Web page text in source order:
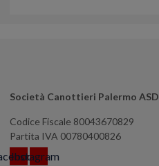
Società Canottieri Palermo ASD
Codice Fiscale 80043670829
Partita IVA 00780400826
Instagram